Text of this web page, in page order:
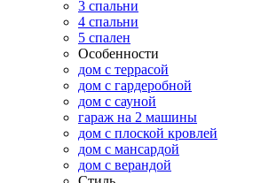
3 спальни
4 спальни
5 спален
Особенности
дом с террасой
дом с гардеробной
дом с сауной
гараж на 2 машины
дом с плоской кровлей
дом с мансардой
дом с верандой